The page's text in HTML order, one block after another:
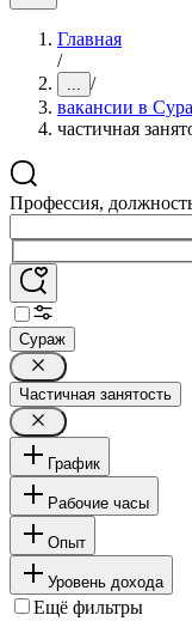
Главная
/
... /
вакансии в
частичная
Профессия,
Сураж
Частичная занятость
График
Рабочие часы
Опыт
Уровень дохода
Ещё фильтры